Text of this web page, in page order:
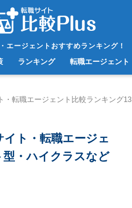
エージェントおすすめランキング！
ランキング 転職エージェント
・転職エージェント比較ランキング13
ト・転職エージェ
・ハイクラスなど